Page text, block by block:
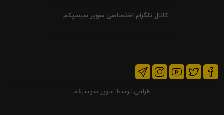
کانال تلگرام اختصاصی سوپر سیسیکم
طراحی توسط سوپر سیسیکم